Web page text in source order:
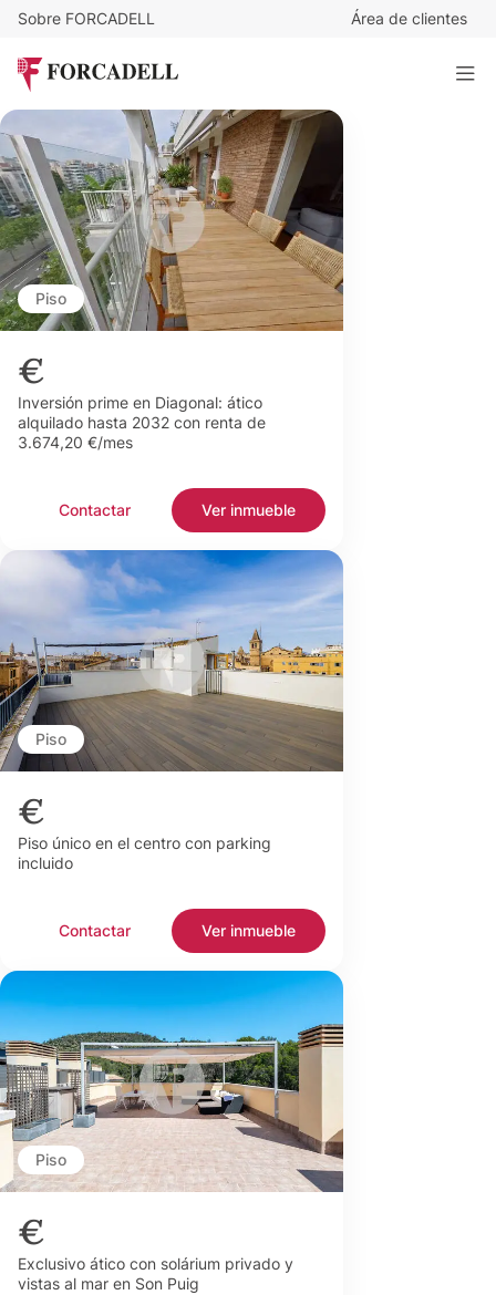
Sobre FORCADELL Área de clientes
Piso
€
Inversión prime en Diagonal: ático
alquilado hasta 2032 con renta de
3.674,20 €/mes
Contactar Ver inmueble
Piso
€
Piso único en el centro con parking
incluido
Contactar Ver inmueble
Piso
€
Exclusivo ático con solárium privado y
vistas al mar en Son Puig